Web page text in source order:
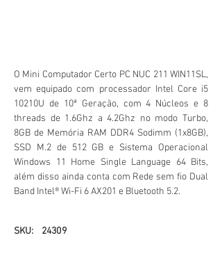
O Mini Computador Certo PC NUC 211 WIN11SL,
vem equipado com processador Intel Core i5
10210U de 10ª Geração, com 4 Núcleos e 8
threads de 1.6Ghz a 4.2Ghz no modo Turbo,
8GB de Memória RAM DDR4 Sodimm (1x8GB),
SSD M.2 de 512 GB e Sistema Operacional
Windows 11 Home Single Language 64 Bits,
além disso ainda conta com Rede sem fio Dual
Band Intel® Wi-Fi 6 AX201 e Bluetooth 5.2.
SKU: 24309